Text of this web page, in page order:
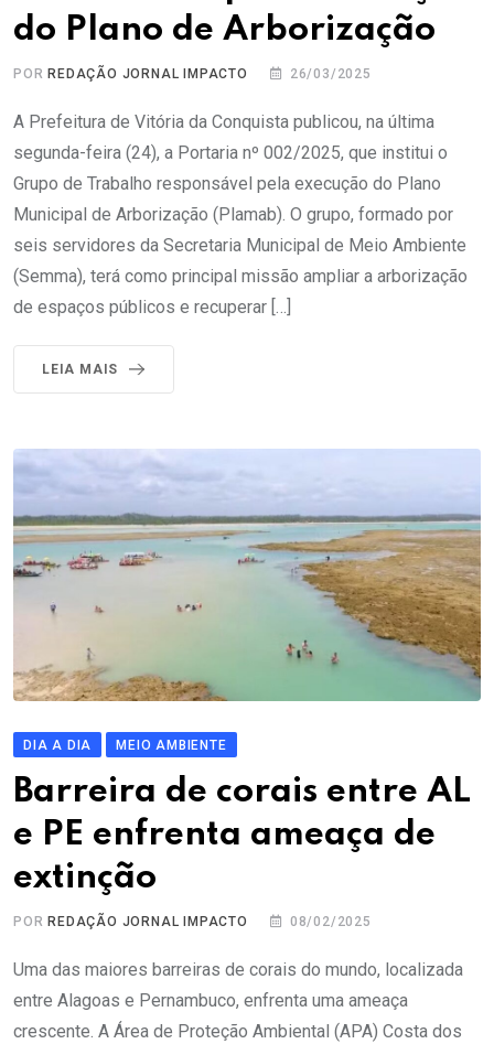
do Plano de Arborização
PORREDAÇÃO JORNAL IMPACTO 26/03/2025
A Prefeitura de Vitória da Conquista publicou, na última
segunda-feira (24), a Portaria nº 002/2025, que institui o
Grupo de Trabalho responsável pela execução do Plano
Municipal de Arborização (Plamab). O grupo, formado por
seis servidores da Secretaria Municipal de Meio Ambiente
(Semma), terá como principal missão ampliar a arborização
de espaços públicos e recuperar […]
LEIA MAIS
DIA A DIA MEIO AMBIENTE
Barreira de corais entre AL
e PE enfrenta ameaça de
extinção
POR REDAÇÃO JORNAL IMPACTO 08/02/2025
Uma das maiores barreiras de corais do mundo, localizada
entre Alagoas e Pernambuco, enfrenta uma ameaça
crescente. A Área de Proteção Ambiental (APA) Costa dos